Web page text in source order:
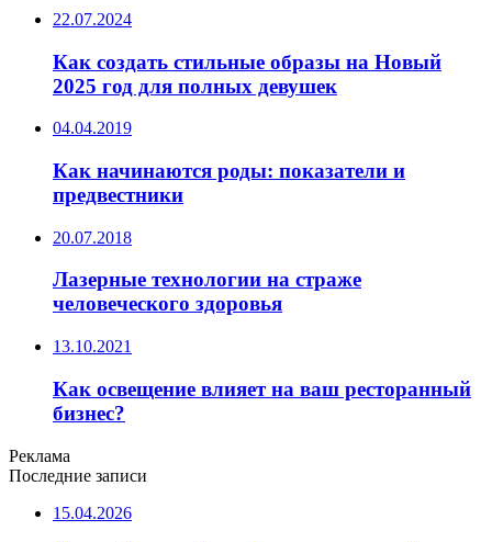
22.07.2024
Как создать стильные образы на Новый
2025 год для полных девушек
04.04.2019
Как начинаются роды: показатели и
предвестники
20.07.2018
Лазерные технологии на страже
человеческого здоровья
13.10.2021
Как освещение влияет на ваш ресторанный
бизнес?
Реклама
Последние записи
15.04.2026